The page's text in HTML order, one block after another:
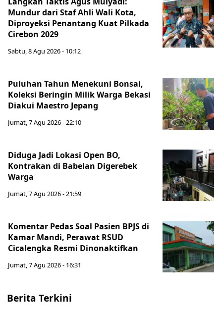
Mundur dari Staf Ahli Wali Kota,
Diproyeksi Penantang Kuat Pilkada
Cirebon 2029
Sabtu, 8 Agu 2026 - 10:12
Puluhan Tahun Menekuni Bonsai,
Koleksi Beringin Milik Warga Bekasi
Diakui Maestro Jepang
Jumat, 7 Agu 2026 - 22:10
Diduga Jadi Lokasi Open BO,
Kontrakan di Babelan Digerebek
Warga
Jumat, 7 Agu 2026 - 21:59
Komentar Pedas Soal Pasien BPJS di
Kamar Mandi, Perawat RSUD
Cicalengka Resmi Dinonaktifkan
Jumat, 7 Agu 2026 - 16:31
Berita Terkini